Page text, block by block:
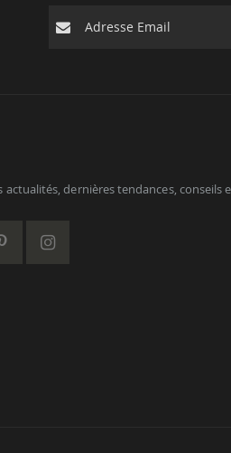
actualités, dernières tendances, conseils